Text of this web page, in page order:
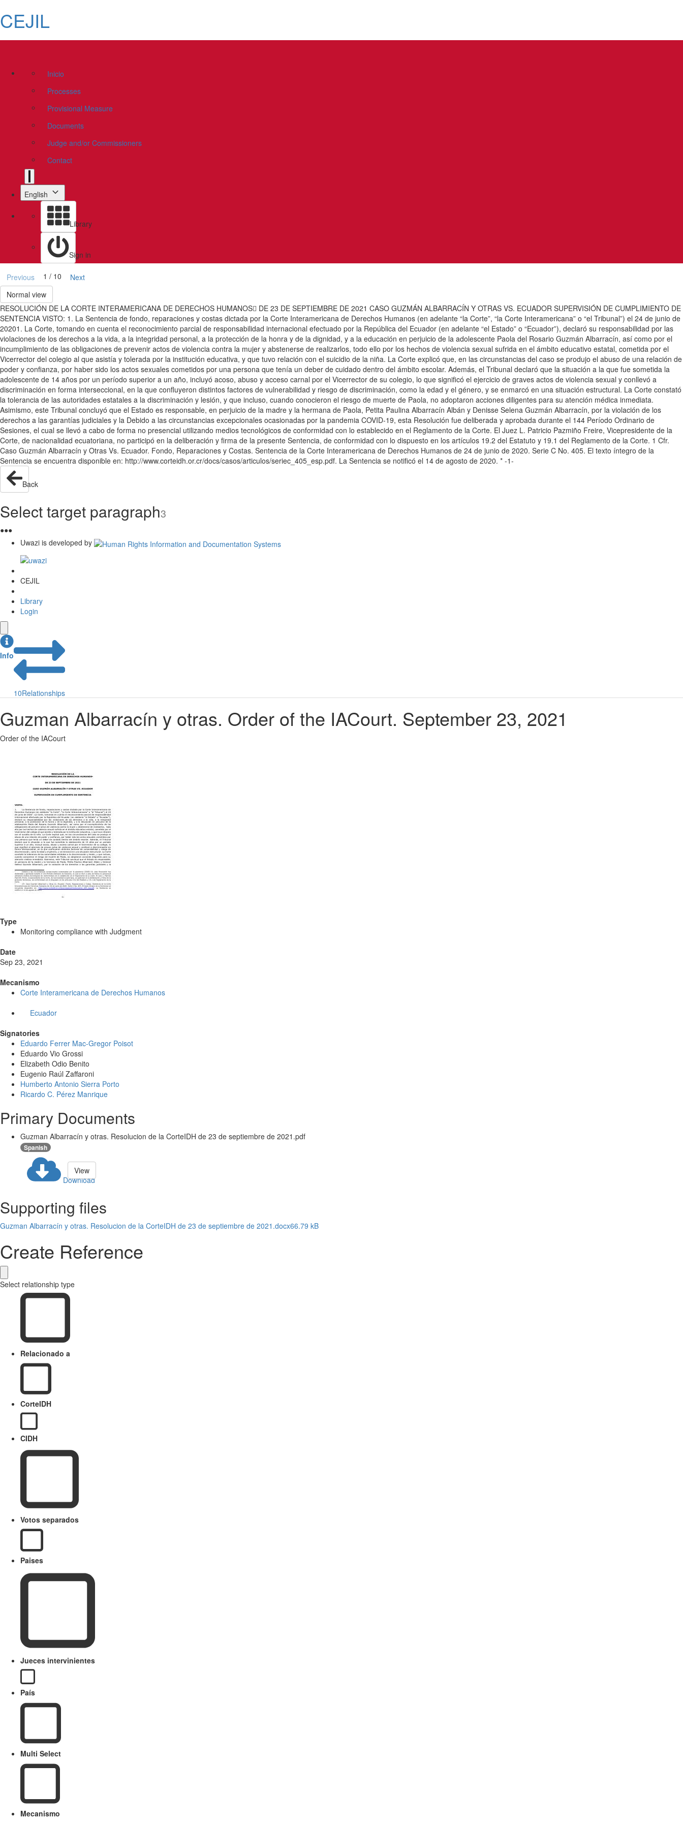
CEJIL
Inicio
Processes
Provisional Measure
Documents
Judge and/or Commissioners
Contact
English
Library
Sign in
Previous 1 / 10
Next
Normal view
RESOLUCIÓN DE LA CORTE INTERAMERICANA DE DERECHOS HUMANOS DE 23 DE SEPTIEMBRE DE 2021 CASO GUZMÁN ALBARRACÍN Y OTRAS VS. ECUADOR SUPERVISIÓN DE CUMPLIMIENTO DE
SENTENCIA VISTO: 1. La Sentencia de fondo, reparaciones y costas dictada por la Corte Interamericana de Derechos Humanos (en adelante “la Corte”, “la Corte Interamericana” o “el Tribunal”) el 24 de junio de
20201. La Corte, tomando en cuenta el reconocimiento parcial de responsabilidad internacional efectuado por la República del Ecuador (en adelante “el Estado” o “Ecuador”), declaró su responsabilidad por las
violaciones de los derechos a la vida, a la integridad personal, a la protección de la honra y de la dignidad, y a la educación en perjuicio de la adolescente Paola del Rosario Guzmán Albarracín, así como por el
incumplimiento de las obligaciones de prevenir actos de violencia contra la mujer y abstenerse de realizarlos, todo ello por los hechos de violencia sexual sufrida en el ámbito educativo estatal, cometida por el
Vicerrector del colegio al que asistía y tolerada por la institución educativa, y que tuvo relación con el suicidio de la niña. La Corte explicó que, en las circunstancias del caso se produjo el abuso de una relación de
poder y confianza, por haber sido los actos sexuales cometidos por una persona que tenía un deber de cuidado dentro del ámbito escolar. Además, el Tribunal declaró que la situación a la que fue sometida la
adolescente de 14 años por un período superior a un año, incluyó acoso, abuso y acceso carnal por el Vicerrector de su colegio, lo que significó el ejercicio de graves actos de violencia sexual y conllevó a
discriminación en forma interseccional, en la que confluyeron distintos factores de vulnerabilidad y riesgo de discriminación, como la edad y el género, y se enmarcó en una situación estructural. La Corte constató
la tolerancia de las autoridades estatales a la discriminación y lesión, y que incluso, cuando conocieron el riesgo de muerte de Paola, no adoptaron acciones diligentes para su atención médica inmediata.
Asimismo, este Tribunal concluyó que el Estado es responsable, en perjuicio de la madre y la hermana de Paola, Petita Paulina Albarracín Albán y Denisse Selena Guzmán Albarracín, por la violación de los
derechos a las garantías judiciales y la Debido a las circunstancias excepcionales ocasionadas por la pandemia COVID-19, esta Resolución fue deliberada y aprobada durante el 144 Período Ordinario de
Sesiones, el cual se llevó a cabo de forma no presencial utilizando medios tecnológicos de conformidad con lo establecido en el Reglamento de la Corte. El Juez L. Patricio Pazmiño Freire, Vicepresidente de la
Corte, de nacionalidad ecuatoriana, no participó en la deliberación y firma de la presente Sentencia, de conformidad con lo dispuesto en los artículos 19.2 del Estatuto y 19.1 del Reglamento de la Corte. 1 Cfr.
Caso Guzmán Albarracín y Otras Vs. Ecuador. Fondo, Reparaciones y Costas. Sentencia de la Corte Interamericana de Derechos Humanos de 24 de junio de 2020. Serie C No. 405. El texto íntegro de la
Sentencia se encuentra disponible en: http://www.corteidh.or.cr/docs/casos/articulos/seriec_405_esp.pdf. La Sentencia se notificó el 14 de agosto de 2020. * -1-
Back
Select target paragraph3
●●●
Uwazi is developed by
CEJIL
Library
Login
Info
10Relationships
Guzman Albarracín y otras. Order of the IACourt. September 23, 2021
Order of the IACourt
Type
Monitoring compliance with Judgment
Date
Sep 23, 2021
Mecanismo
Corte Interamericana de Derechos Humanos
Ecuador
Signatories
Eduardo Ferrer Mac-Gregor Poisot
Eduardo Vio Grossi
Elizabeth Odio Benito
Eugenio Raúl Zaffaroni
Humberto Antonio Sierra Porto
Ricardo C. Pérez Manrique
Primary Documents
Guzman Albarracín y otras. Resolucion de la CorteIDH de 23 de septiembre de 2021.pdf
Spanish
Download
View
Supporting files
Guzman Albarracín y otras. Resolucion de la CorteIDH de 23 de septiembre de 2021.docx66.79 kB
Create Reference
Select relationship type
Relacionado a
CorteIDH
CIDH
Votos separados
Paises
Jueces intervinientes
País
Multi Select
Mecanismo